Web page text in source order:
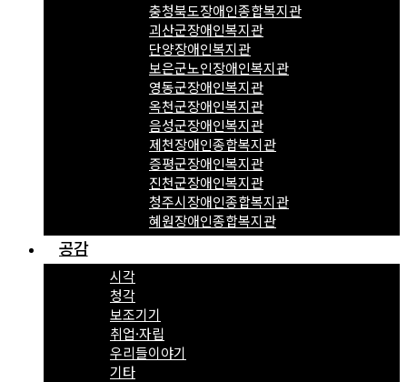
충청북도장애인종합복지관
괴산군장애인복지관
단양장애인복지관
보은군노인장애인복지관
영동군장애인복지관
옥천군장애인복지관
음성군장애인복지관
제천장애인종합복지관
증평군장애인복지관
진천군장애인복지관
청주시장애인종합복지관
혜원장애인종합복지관
공감
시각
청각
보조기기
취업·자립
우리들이야기
기타